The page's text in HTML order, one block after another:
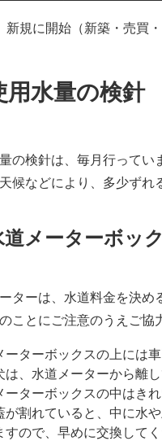
新規に開始（新築・売買
用水量の検針
の検針は、毎月行ってい
候などにより、多少ずれ
道メーターボッ
ターは、水道料金を決め
ことにご注意のうえご協
ーターボックスの上には
は、水道メーターから離
ーターボックスの中はき
が割れていると、中に水
すので、早めに交換して